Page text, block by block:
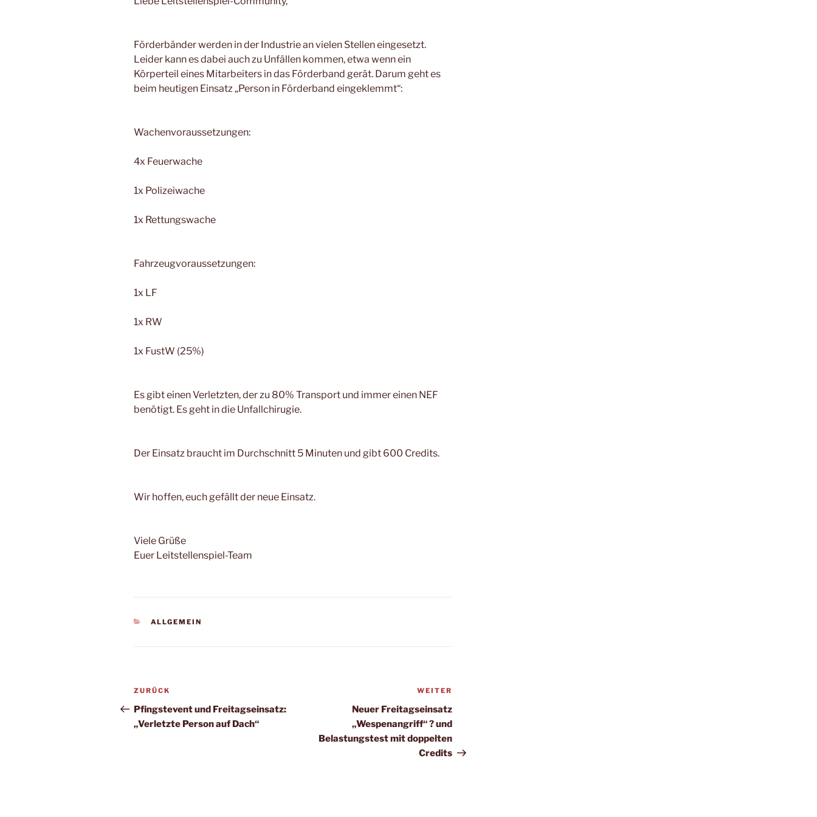
Förderbänder werden in der Industrie an vielen Stellen eingesetzt.
Leider kann es dabei auch zu Unfällen kommen, etwa wenn ein
Körperteil eines Mitarbeiters in das Förderband gerät. Darum geht es
beim heutigen Einsatz „Person in Förderband eingeklemmt“:
Wachenvoraussetzungen:
4x Feuerwache
1x Polizeiwache
1x Rettungswache
Fahrzeugvoraussetzungen:
1x LF
1x RW
1x FustW (25%)
Es gibt einen Verletzten, der zu 80% Transport und immer einen NEF
benötigt. Es geht in die Unfallchirugie.
Der Einsatz braucht im Durchschnitt 5 Minuten und gibt 600 Credits.
Wir hoffen, euch gefällt der neue Einsatz.
Viele Grüße
Euer Leitstellenspiel-Team
KATEGORIEN
ALLGEMEIN
Beitragsnavigation
Vorheriger
Beitrag
ZURÜCK
Pfingstevent und Freitagseinsatz:
„Verletzte Person auf Dach“
Beitrag
WEITER
Neuer Freitagseinsatz
„Wespenangriff“ ? und
Belastungstest mit doppelten
Credits